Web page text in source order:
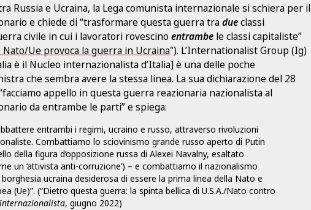
Russia e Ucraina, la Lega comunista internazionale si schiera per il
e chiede di “trasformare questa guerra tradueclassi
civile in cui i lavoratori rovescinoentrambe le classi capitaliste”
Nato/Ue provoca la guerra in Ucraina"). L’Internationalist Group (Ig)
è il Nucleo internazionalista d’Italia] è una delle poche
che sembra avere la stessa linea. La sua dichiarazione del 28
appello in questa guerra reazionaria nazionalista al
da entrambe le parti” e spiega:
entrambi i regimi, ucraino e russo, attraverso rivoluzioni
Combattiamo lo sciovinismo grande russo aperto di Putin
della figura d’opposizione russa di Alexei Navalny, esaltato
un ‘attivista anti-corruzione’) – e combattiamo il nazionalismo
ucraina desiderosa di essere la prima linea della Nato e
(Ue)”. (“Dietro questa guerra: la spinta bellica di U.S.A./Nato contro
, giugno 2022)